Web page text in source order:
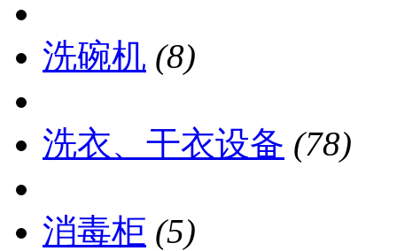
洗碗机 (8)
洗衣、干衣设备 (78)
消毒柜 (5)